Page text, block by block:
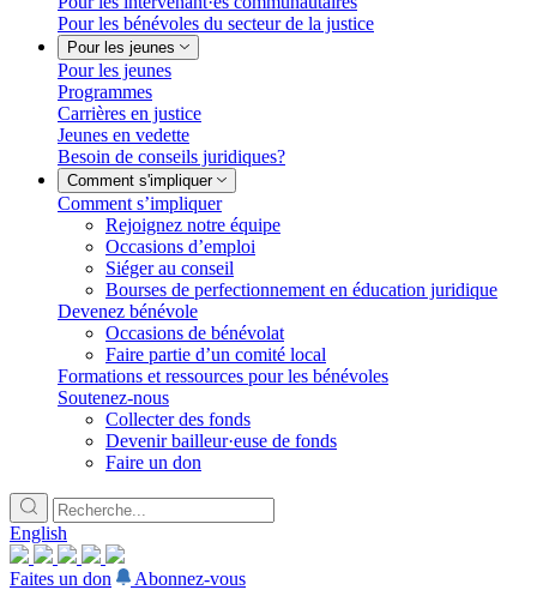
Pour les bénévoles du secteur de la justice
Pour les jeunes
Pour les jeunes
Programmes
Carrières en justice
Jeunes en vedette
Besoin de conseils juridiques?
Comment s'impliquer
Comment s’impliquer
Rejoignez notre équipe
Occasions d’emploi
Siéger au conseil
Bourses de perfectionnement en éducation juridique
Devenez bénévole
Occasions de bénévolat
Faire partie d’un comité local
Formations et ressources pour les bénévoles
Soutenez-nous
Collecter des fonds
Devenir bailleur·euse de fonds
Faire un don
English
Faites un don
Abonnez-vous